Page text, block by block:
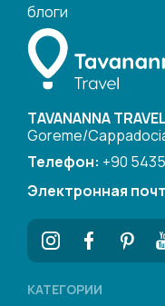
блоги
TAVANANNA
Goreme/
Телефон: +90
Электронная
КАТЕГОРИИ